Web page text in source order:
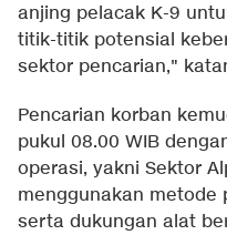
anjing pelacak K-9
titik-titik potensial
sektor pencarian,"
Pencarian korban
pukul 08.00 WIB
operasi, yakni Sektor
menggunakan metode
serta dukungan alat